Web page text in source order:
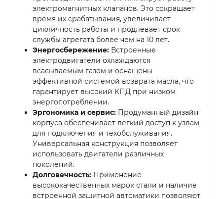
электромагнитных клапанов. Это сокращает
время их срабатывания, увеличивает
цикличность работы и продлевает срок
службы агрегата более чем на 10 лет.
Энергосбережение: Встроенные
электродвигатели охлаждаются
всасываемым газом и оснащены
эффективной системой возврата масла, что
гарантирует высокий КПД при низком
энергопотреблении.
Эргономика и сервис: Продуманный дизайн
корпуса обеспечивает легкий доступ к узлам
для подключения и техобслуживания.
Универсальная конструкция позволяет
использовать двигатели различных
поколений.
Долговечность: Применение
высококачественных марок стали и наличие
встроенной защитной автоматики позволяют